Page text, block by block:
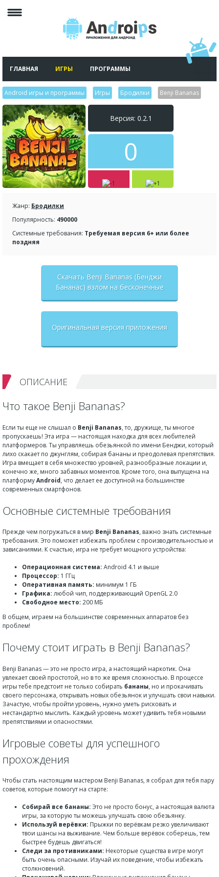
ГЛАВНАЯ ИГРЫ ПРОГРАММЫ
Android игры и программы Игры Бродилки Benji Bananas
Версия: 0.2.1
0
Жанр: Бродилки
Популярность: 490000
Системные требования: Требуемая версия 6+ или более
поздняя
Скачать Benji Bananas (Бенджи
Бананас) взлом на бесконечные
Оригинальная версия приложения
ОПИСАНИЕ
Что такое Benji Bananas?
Если ты еще не слышал о Benji Bananas, то, дружище, ты многое
пропускаешь! Эта игра — настоящая находка для всех любителей
платформеров. Ты управляешь обезьянкой по имени Бенджи, который
лихо скакает по джунглям, собирая бананы и преодолевая препятствия.
Игра вмещает в себя множество уровней, разнообразные локации и,
конечно же, много забавных моментов. Кроме того, она выпущена на
платформуAndroid, что делает ее доступной на большинстве
современных смартфонов.
Основные системные требования
Прежде чем погружаться в мир Benji Bananas, важно знать системные
требования. Это поможет избежать проблем с производительностью и
зависаниями. К счастью, игра не требует мощного устройства:
Операционная система: Android 4.1 и выше
Процессор: 1 ГГц
Оперативная память: минимум 1 ГБ
Графика: любой чип, поддерживающий OpenGL 2.0
Свободное место: 200 МБ
В общем, играем на большинстве современных аппаратов без
проблем!
Почему стоит играть в Benji Bananas?
Benji Bananas — это не просто игра, а настоящий наркотик. Она
увлекает своей простотой, но в то же время сложностью. В процессе
игры тебе предстоит не только собирать бананы, но и прокачивать
своего персонажа, открывать новых обезьянок и улучшать свои навыки.
Зачастую, чтобы пройти уровень, нужно уметь рисковать и
нестандартно мыслить. Каждый уровень может удивить тебя новыми
препятствиями и опасностями.
Игровые советы для успешного
прохождения
Чтобы стать настоящим мастером Benji Bananas, я собрал для тебя пару
советов, которые помогут на старте:
Собирай все бананы: Это не просто бонус, а настоящая валюта
игры, за которую ты можешь улучшать свою обезьянку.
Используй верёвки: Прыжки по верёвкам резко увеличивают
твои шансы на выживание. Чем больше верёвок соберешь, тем
быстрее будешь двигаться!
Следи за противниками: Некоторые существа в игре могут
быть очень опасными. Изучай их поведение, чтобы избежать
столкновений.